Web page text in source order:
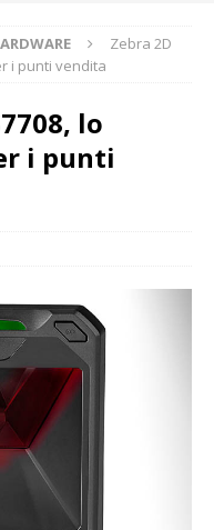
Zebra 2D
i punti vendita
lo
i punti